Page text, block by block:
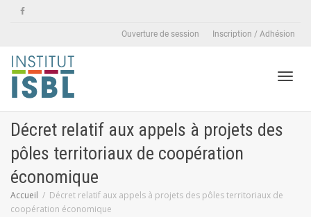
Ouverture de session Inscription / Adhésion
Décret relatif aux appels à projets des
pôles territoriaux de coopération
économique
Accueil
Décret relatif aux appels à projets des pôles territoriaux de
coopération économique